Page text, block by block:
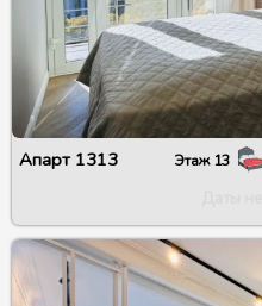
Апарт 1313 Этаж 13